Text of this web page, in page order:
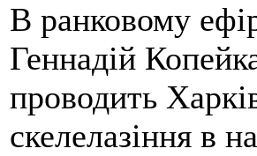
В ранковому
Геннадій
проводить
скелелазіння в